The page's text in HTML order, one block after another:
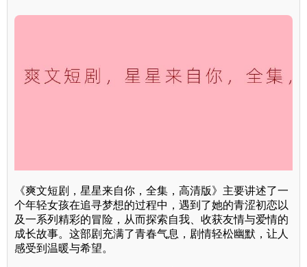
《爽文短剧，星星来自你，全集，高清版》主要讲述了一
个年轻女孩在追寻梦想的过程中，遇到了她的青涩初恋以
及一系列精彩的冒险，从而探索自我、收获友情与爱情的
成长故事。这部剧充满了青春气息，剧情轻松幽默，让人
感受到温暖与希望。